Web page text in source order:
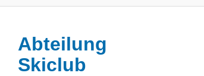
Abteilung
Skiclub